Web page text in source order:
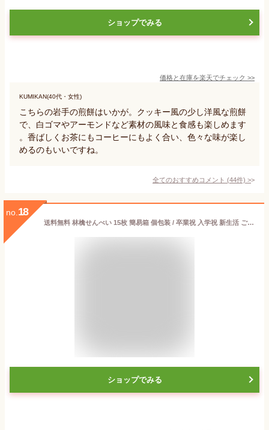
ショップでみる
価格と在庫を楽天でチェック >>
KUMIKAN(40代・女性)
こちらの岩手の煎餅はいかが。クッキー風の少し洋風な煎餅
で、白ゴマやアーモンドなど素材の風味と食感も楽しめます
。香ばしくお茶にもコーヒーにもよく合い、色々な味が楽し
めるのもいいですね。
全てのおすすめコメント (44件) >
no. 18
送料無料 林檎せんべい 15枚 簡易箱 個包装 / 卒業祝 入学祝 新生活 ご挨拶 挨拶回り / 南部せんべい乃巖手屋 小松製菓 / お菓子 せんべい 煎餅 南部せんべい ギフト 贈り物 お土産 おみやげ 詰め合わせ 詰合せ 御供 日持ち ご挨拶 東北 岩手 人気 おやつ おつまみ
ショップでみる